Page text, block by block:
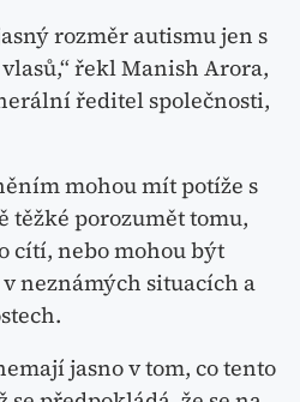
rozměr autismu jen s
řekl Manish Arora,
ředitel společnosti,
mohou mít potíže s
těžké porozumět tomu,
cítí, nebo mohou být
neznámých situacích a
jasno v tom, co tento